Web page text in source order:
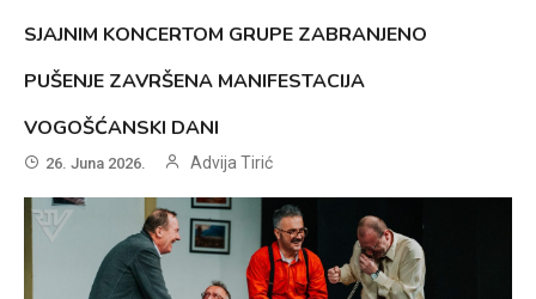
SJAJNIM KONCERTOM GRUPE ZABRANJENO
PUŠENJE ZAVRŠENA MANIFESTACIJA
VOGOŠĆANSKI DANI
26. Juna 2026. Advija Tirić